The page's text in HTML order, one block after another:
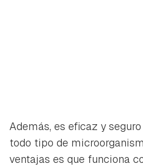
Además, es eficaz y
todo tipo de
ventajas es que funciona